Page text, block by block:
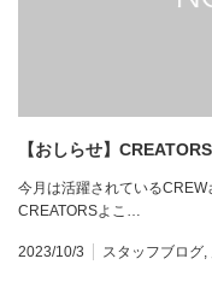
【おしらせ】
今月は活躍されている
CREATORSよこ…
2023/10/3 スタッフブログ